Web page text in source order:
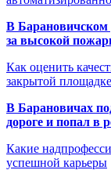
В Барановичском
за высокой
Как оценить
закрытой площадке
В Барановичах
дороге и попал в
Какие
успешной карьеры